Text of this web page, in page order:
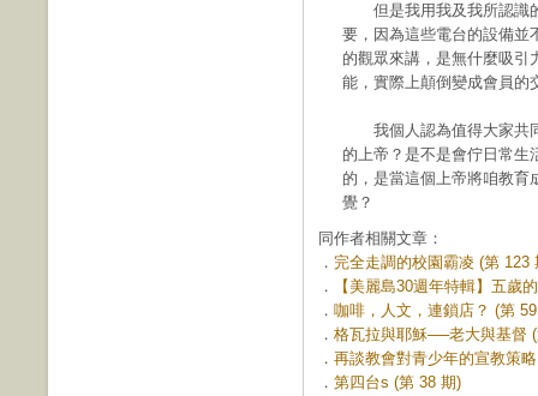
但是我用我及我所認識
要，因為這些電台的設備並
的觀眾來講，是無什麼吸引
能，實際上顛倒變成會員的
我個人認為值得大家共同
的上帝？是不是會佇日常生
的，是當這個上帝將咱教育
覺？
同作者相關文章：
． 完全走調的校園霸凌 (第 123
．
【美麗島30週年特輯】五歲
． 咖啡，人文，連鎖店？ (第
． 格瓦拉與耶穌──老大與基督
． 再談教會對青少年的宣教策
． 第四台s (第 38 期)